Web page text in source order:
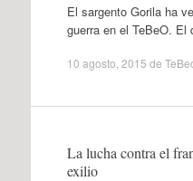
El sargento Gorila ha
guerra en el TeBeO. El
10 agosto, 2015 de
La lucha contra el
exilio